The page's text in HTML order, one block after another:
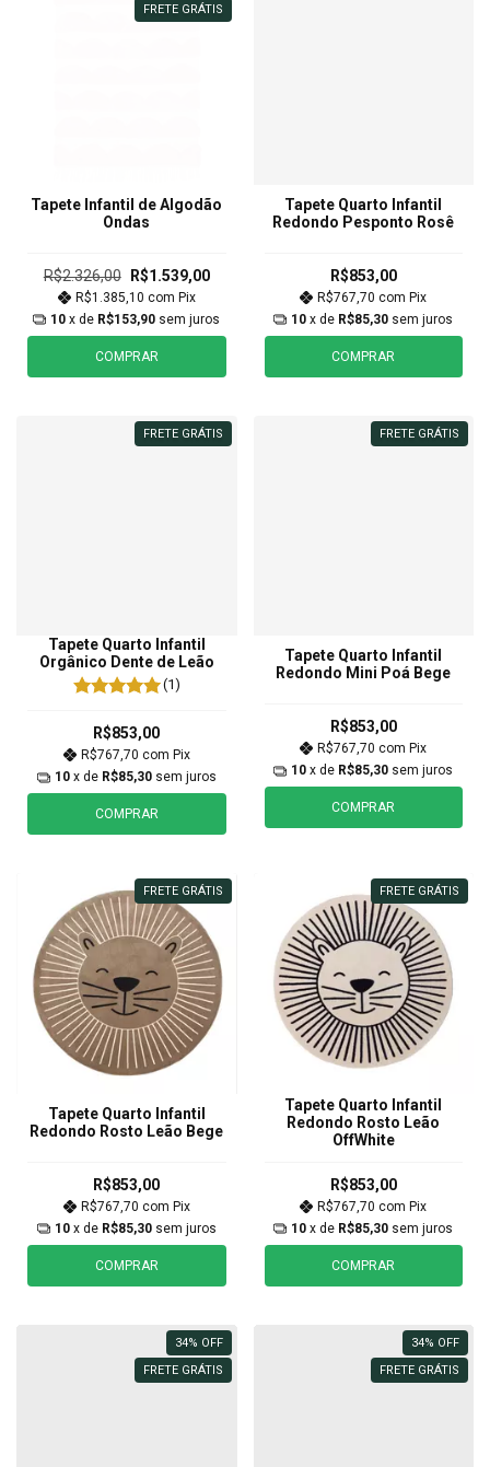
FRETE GRÁTIS
Tapete Infantil de Algodão
Ondas
R$2.326,00 R$1.539,00
R$1.385,10 com Pix
10 x de R$153,90 sem juros
COMPRAR
Tapete Quarto Infantil
Redondo Pesponto Rosê
R$853,00
R$767,70com Pix
10 x de R$85,30 sem juros
COMPRAR
FRETE GRÁTIS
Tapete Quarto Infantil
Orgânico Dente de Leão
(1)
R$853,00
R$767,70 com Pix
10 x de R$85,30 sem juros
COMPRAR
FRETE GRÁTIS
Tapete Quarto Infantil
Redondo Mini Poá Bege
R$853,00
R$767,70com Pix
10 x de R$85,30 sem juros
COMPRAR
FRETE GRÁTIS
Tapete Quarto Infantil
Redondo Rosto Leão Bege
R$853,00
R$767,70 com Pix
10 x de R$85,30 sem juros
COMPRAR
FRETE GRÁTIS
Tapete Quarto Infantil
Redondo Rosto Leão
OffWhite
R$853,00
R$767,70com Pix
10 x de R$85,30 sem juros
COMPRAR
34% OFF
FRETE GRÁTIS
34% OFF
FRETE GRÁTIS